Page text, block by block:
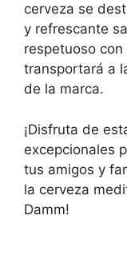
cerveza se
y refrescante
respetuoso
transportará a
de la marca.
¡Disfruta de
excepcionales
tus amigos y
la cerveza
Damm!